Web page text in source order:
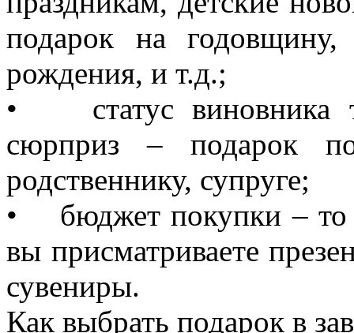
подарок на
рождения, и т.д.;
• статус виновника
сюрприз – подарок
родственнику, супруге;
• бюджет покупки – то
вы присматриваете
сувениры.
Как выбрать подарок в